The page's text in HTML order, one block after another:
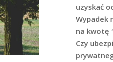
uzyskać
Wypadek
na kwotę
Czy